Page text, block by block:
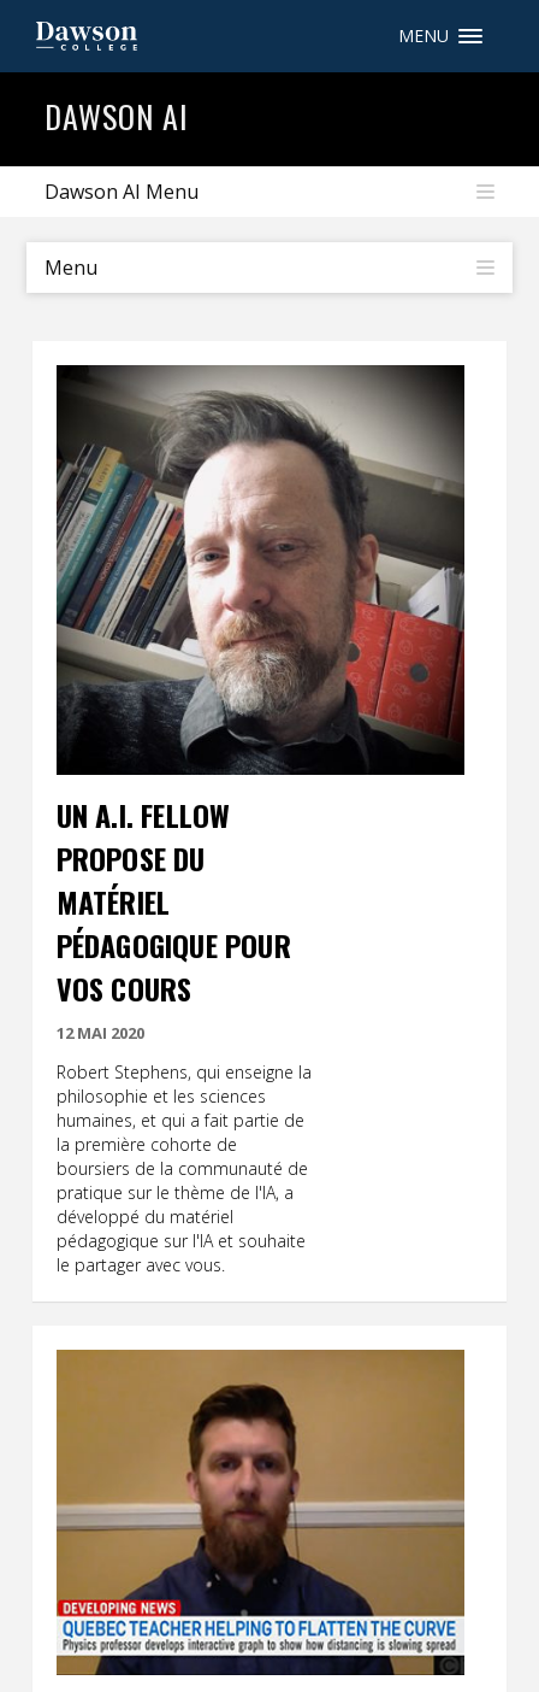
MENU
DAWSON AI
Dawson AI Menu
Menu
UN A.I. FELLOW
PROPOSE DU
MATÉRIEL
PÉDAGOGIQUE POUR
VOS COURS
12 MAI 2020
Robert Stephens, qui enseigne la
philosophie et les sciences
humaines, et qui a fait partie de
la première cohorte de
boursiers de la communauté de
pratique sur le thème de l'IA, a
développé du matériel
pédagogique sur l'IA et souhaite
le partager avec vous.
EN
portail My Dawson///
À propos de Dawson
Comment postuler
Carrières
Liens rapides
Contact
Informations
Outils
Liens
Menu principal